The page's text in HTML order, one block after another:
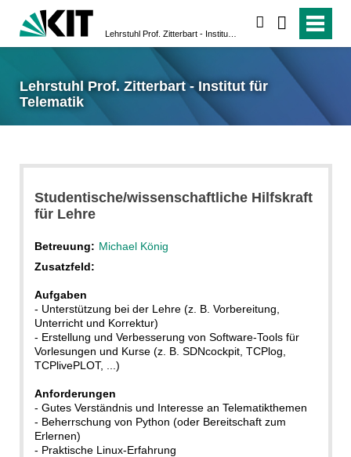
Lehrstuhl Prof. Zitterbart - Institut für
Telematik
Studentische/wissenschaftliche Hilfskraft
für Lehre
Betreuung: Michael König
Zusatzfeld:
Aufgaben
- Unterstützung bei der Lehre (z. B. Vorbereitung,
Unterricht und Korrektur)
- Erstellung und Verbesserung von Software-Tools für
Vorlesungen und Kurse (z. B. SDNcockpit, TCPlog,
TCPlivePLOT, ...)
Anforderungen
- Gutes Verständnis und Interesse an Telematikthemen
- Beherrschung von Python (oder Bereitschaft zum
Erlernen)
- Praktische Linux-Erfahrung